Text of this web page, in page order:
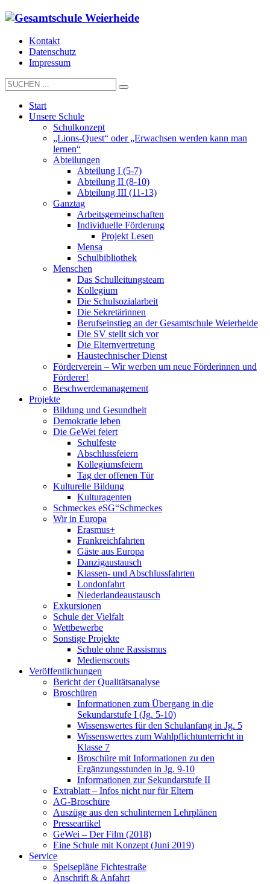
Kontakt
Datenschutz
Impressum
Start
Unsere Schule
Schulkonzept
„Lions-Quest“ oder „Erwachsen werden kann man
lernen“
Abteilungen
Abteilung I (5-7)
Abteilung II (8-10)
Abteilung III (11-13)
Ganztag
Arbeitsgemeinschaften
Individuelle Förderung
Projekt Lesen
Mensa
Schulbibliothek
Menschen
Das Schulleitungsteam
Kollegium
Die Schulsozialarbeit
Die Sekretärinnen
Berufseinstieg an der Gesamtschule Weierheide
Die SV stellt sich vor
Die Elternvertretung
Haustechnischer Dienst
Förderverein – Wir werben um neue Förderinnen und
Förderer!
Beschwerdemanagement
Projekte
Bildung und Gesundheit
Demokratie leben
Die GeWei feiert
Schulfeste
Abschlussfeiern
Kollegiumsfeiern
Tag der offenen Tür
Kulturelle Bildung
Kulturagenten
Schmeckes eSG“Schmeckes
Wir in Europa
Erasmus+
Frankreichfahrten
Gäste aus Europa
Danzigaustausch
Klassen- und Abschlussfahrten
Londonfahrt
Niederlandeaustausch
Exkursionen
Schule der Vielfalt
Wettbewerbe
Sonstige Projekte
Schule ohne Rassismus
Medienscouts
Veröffentlichungen
Bericht der Qualitätsanalyse
Broschüren
Informationen zum Übergang in die
Sekundarstufe I (Jg. 5-10)
Wissenswertes für den Schulanfang in Jg. 5
Wissenswertes zum Wahlpflichtunterricht in
Klasse 7
Broschüre mit Informationen zu den
Ergänzungsstunden in Jg. 9-10
Informationen zur Sekundarstufe II
Extrablatt – Infos nicht nur für Eltern
AG-Broschüre
Auszüge aus den schulinternen Lehrplänen
Presseartikel
GeWei – Der Film (2018)
Eine Schule mit Konzept (Juni 2019)
Service
Speisepläne Fichtestraße
Anschrift & Anfahrt